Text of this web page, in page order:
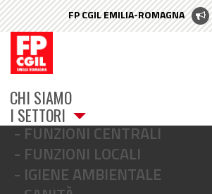
CHI SIAMO
I SETTORI
FUNZIONI CENTRALI
FUNZIONI LOCALI
IGIENE AMBIENTALE